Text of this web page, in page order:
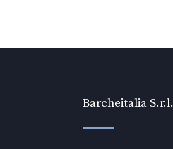
Barcheitalia S.r.l.